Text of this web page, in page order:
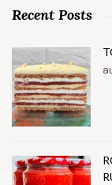
Recent Posts